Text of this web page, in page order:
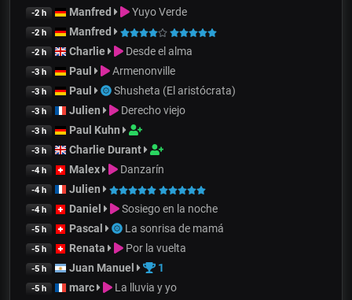
-2 h Manfred Yuyo Verde
-2 h Manfred
-2 h Charlie Desde el alma
-3 h Paul Armenonville
-3 h Paul Shusheta (El aristócrata)
-3 h Julien Derecho viejo
-3 h Paul Kuhn
-3 h Charlie Durant
-4 h Malex Danzarín
-4 h Julien
-4 h Daniel Sosiego en la noche
-5 h Pascal La sonrisa de mamá
-5 h Renata Por la vuelta
-5 h Juan Manuel 1
-5 h marc La lluvia y yo